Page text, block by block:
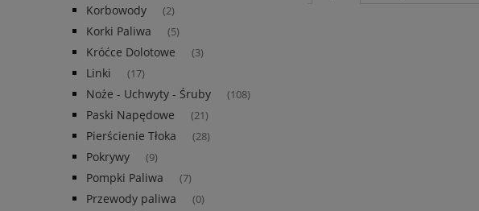
Korbowody (2)
Korki Paliwa (5)
Króćce Dolotowe (3)
Linki (17)
Noże - Uchwyty - Śruby (108)
Paski Napędowe (21)
Pierścienie Tłoka (28)
Pokrywy (9)
Pompki Paliwa (7)
Przewody paliwa (0)